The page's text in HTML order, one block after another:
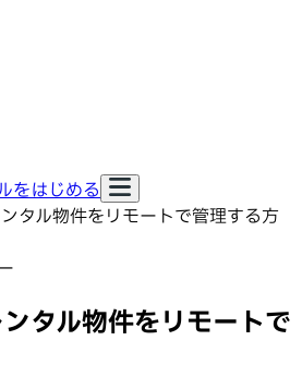
をはじめる
タル物件をリモートで管理する方
タル物件をリモートで